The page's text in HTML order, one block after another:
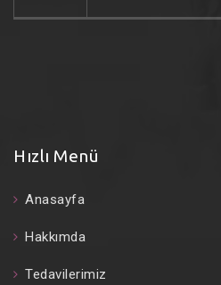
Hızlı Menü
Anasayfa
Hakkımda
Tedavilerimiz